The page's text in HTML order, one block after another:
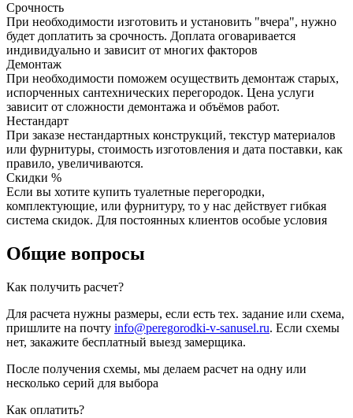
Срочность
При необходимости изготовить и установить "вчера", нужно
будет доплатить за срочность. Доплата оговаривается
индивидуально и зависит от многих факторов
Демонтаж
При необходимости поможем осуществить демонтаж старых,
испорченных сантехнических перегородок. Цена услуги
зависит от сложности демонтажа и объёмов работ.
Нестандарт
При заказе нестандартных конструкций, текстур материалов
или фурнитуры, стоимость изготовления и дата поставки, как
правило, увеличиваются.
Скидки %
Если вы хотите купить туалетные перегородки,
комплектующие, или фурнитуру, то у нас действует гибкая
система скидок. Для постоянных клиентов особые условия
Общие вопросы
Как получить расчет?
Для расчета нужны размеры, если есть тех. задание или схема,
пришлите на почту info@peregorodki-v-sanusel.ru. Если схемы
нет, закажите бесплатный выезд замерщика.
После получения схемы, мы делаем расчет на одну или
несколько серий для выбора
Как оплатить?